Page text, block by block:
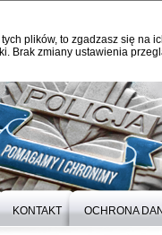
plików, to zgadzasz się na
Brak zmiany ustawienia
KONTAKT OCHRONA